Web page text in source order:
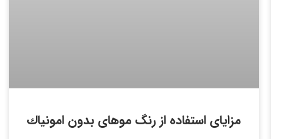
مزايای استفاده از رنگ موهای بدون امونياك